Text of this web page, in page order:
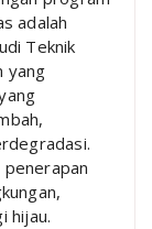
adalah
Teknik
yang
hijau.